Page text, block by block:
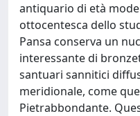
antiquario di età
ottocentesca dello
Pansa conserva un
interessante di
santuari sannitici
meridionale, come
Pietrabbondante.